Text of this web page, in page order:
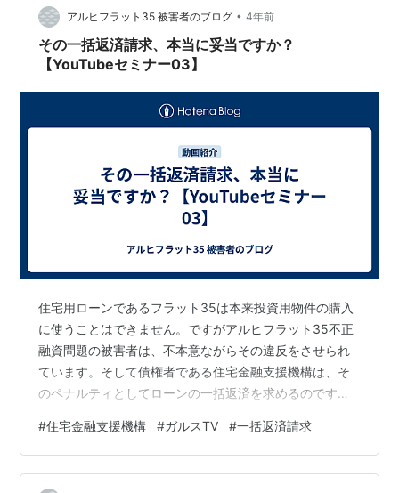
アルヒフラット35 被害者のブログ • 4年前
その一括返済請求、本当に妥当ですか？
【YouTubeセミナー03】
住宅用ローンであるフラット35は本来投資用物件の購入
に使うことはできません。ですがアルヒフラット35不正
融資問題の被害者は、不本意ながらその違反をさせられ
ています。そして債権者である住宅金融支援機構は、そ
のペナルティとしてローンの一括返済を求めるのです。
関には責任を追及せず、被害者だけに責任を負わせるそ
の対応は果たして妥当でしょうか？ 今回はその一括返済
請求について冨谷皐介氏が物申してくれた動画をご紹介
#住宅金融支援機構 #ガルスTV #一括返済請求